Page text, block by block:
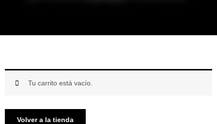
Tu carrito está vacío.
Volver a la tienda